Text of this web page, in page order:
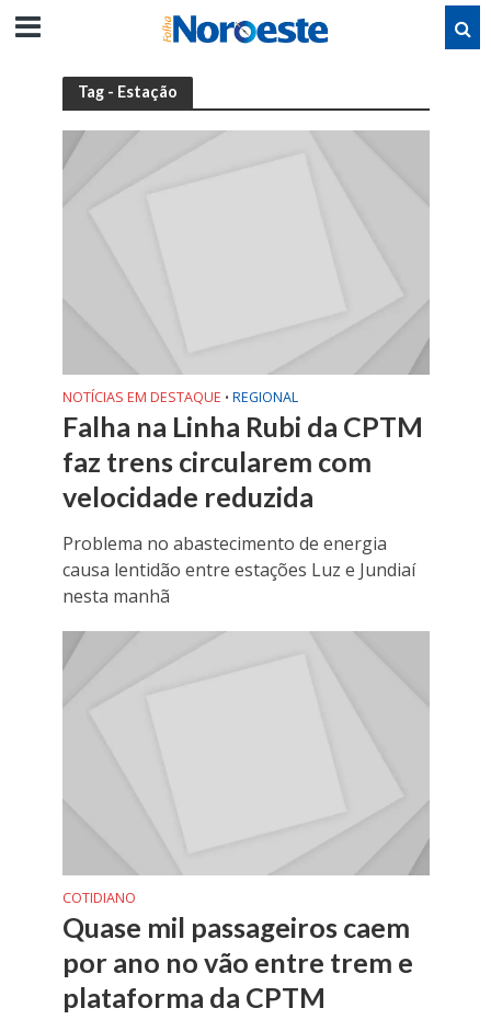
Tag - Estação
NOTÍCIAS EM DESTAQUE • REGIONAL
Falha na Linha Rubi da CPTM
faz trens circularem com
velocidade reduzida
Problema no abastecimento de energia
causa lentidão entre estações Luz e Jundiaí
nesta manhã
COTIDIANO
Quase mil passageiros caem
por ano no vão entre trem e
plataforma da CPTM